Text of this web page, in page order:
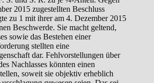
2015 zugestellten Beschluss
zu 1 mit ihrer am 4. Dezember 2015
Beschwerde. Sie macht geltend,
sowie das Bestehen einer
stellten eine
dar. Fehlvorstellungen über
Nachlasses könnten einen
soweit sie objektiv erheblich